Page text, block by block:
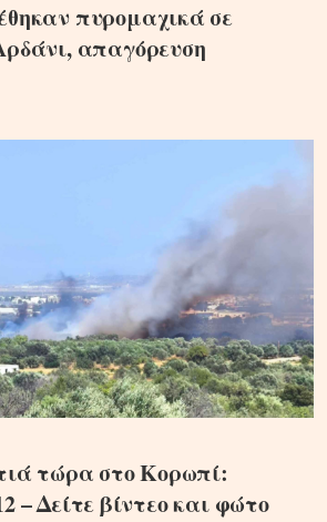
πυρομαχικά σε
απαγόρευση
τώρα στο Κορωπί:
– Δείτε βίντεο και φώτο